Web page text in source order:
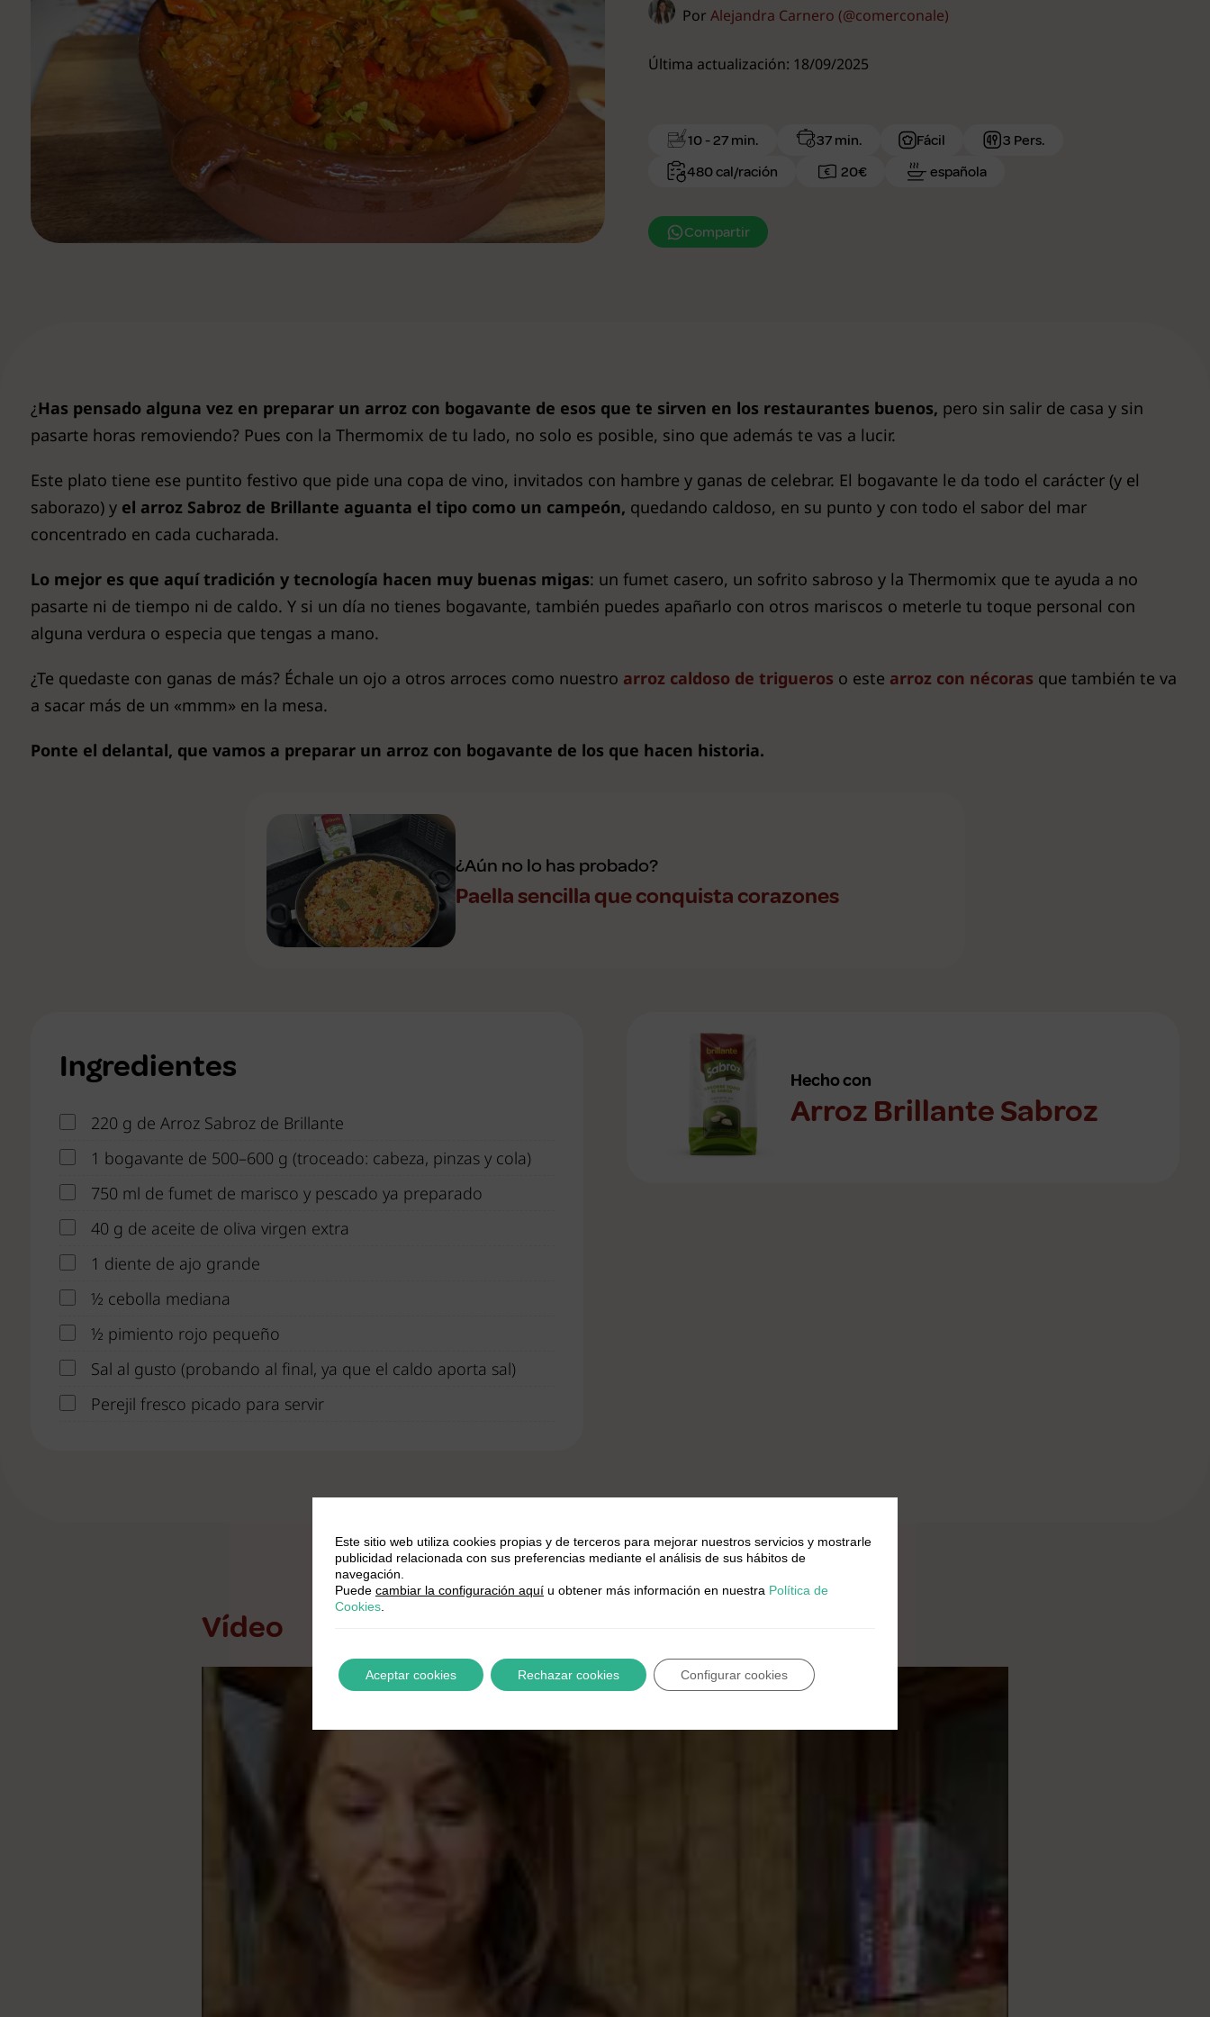
Por Alejandra Carnero (@comerconale)
Última actualización: 18/09/2025
10 - 27 min. 37 min. Fácil
3 Pers.
480 cal/ración
20€ española
Compartir
¿Has pensado alguna vez en preparar un arroz con bogavante de esos que te sirven en los restaurantes buenos, pero sin salir de casa y sin
pasarte horas removiendo? Pues con la Thermomix de tu lado, no solo es posible, sino que además te vas a lucir.
Este plato tiene ese puntito festivo que pide una copa de vino, invitados con hambre y ganas de celebrar. El bogavante le da todo el carácter (y el
saborazo) y el arroz Sabroz de Brillante aguanta el tipo como un campeón, quedando caldoso, en su punto y con todo el sabor del mar
concentrado en cada cucharada.
Lo mejor es que aquí tradición y tecnología hacen muy buenas migas: un fumet casero, un sofrito sabroso y la Thermomix que te ayuda a no
pasarte ni de tiempo ni de caldo. Y si un día no tienes bogavante, también puedes apañarlo con otros mariscos o meterle tu toque personal con
alguna verdura o especia que tengas a mano.
¿Te quedaste con ganas de más? Échale un ojo a otros arroces como nuestro arroz caldoso de trigueros o este arroz con nécoras que también te va
a sacar más de un «mmm» en la mesa.
Ponte el delantal, que vamos a preparar un arroz con bogavante de los que hacen historia.
¿Aún no lo has probado?
Paella sencilla que conquista corazones
Ingredientes
220 g de Arroz Sabroz de Brillante
1 bogavante de 500–600 g (troceado: cabeza, pinzas y cola)
750 ml de fumet de marisco y pescado ya preparado
40 g de aceite de oliva virgen extra
1 diente de ajo grande
½ cebolla mediana
½ pimiento rojo pequeño
Sal al gusto (probando al final, ya que el caldo aporta sal)
Perejil fresco picado para servir
Hecho con
Arroz Brillante Sabroz
Vídeo
Este sitio web utiliza cookies propias y de terceros para mejorar nuestros servicios y mostrarle
publicidad relacionada con sus preferencias mediante el análisis de sus hábitos de
navegación.
Puede cambiar la configuración aquí u obtener más información en nuestra Política de
Cookies
Aceptar cookies Rechazar cookies Configurar cookies